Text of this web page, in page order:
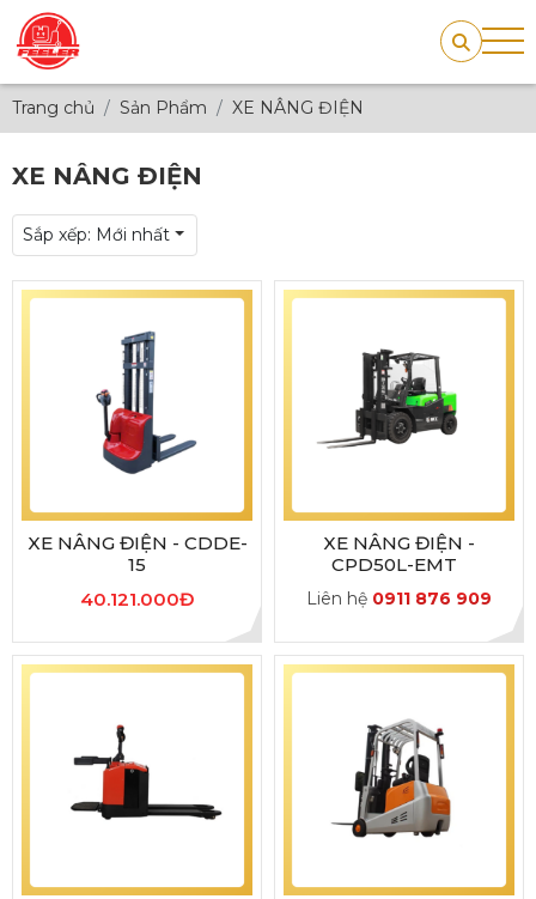
Trang chủ Sản Phẩm XE NÂNG ĐIỆN
XE NÂNG ĐIỆN
Sắp xếp: Mới nhất
XE NÂNG ĐIỆN - CDDE-
15
40.121.000Đ
XE NÂNG ĐIỆN -
CPD50L-EMT
Liên hệ 0911 876 909